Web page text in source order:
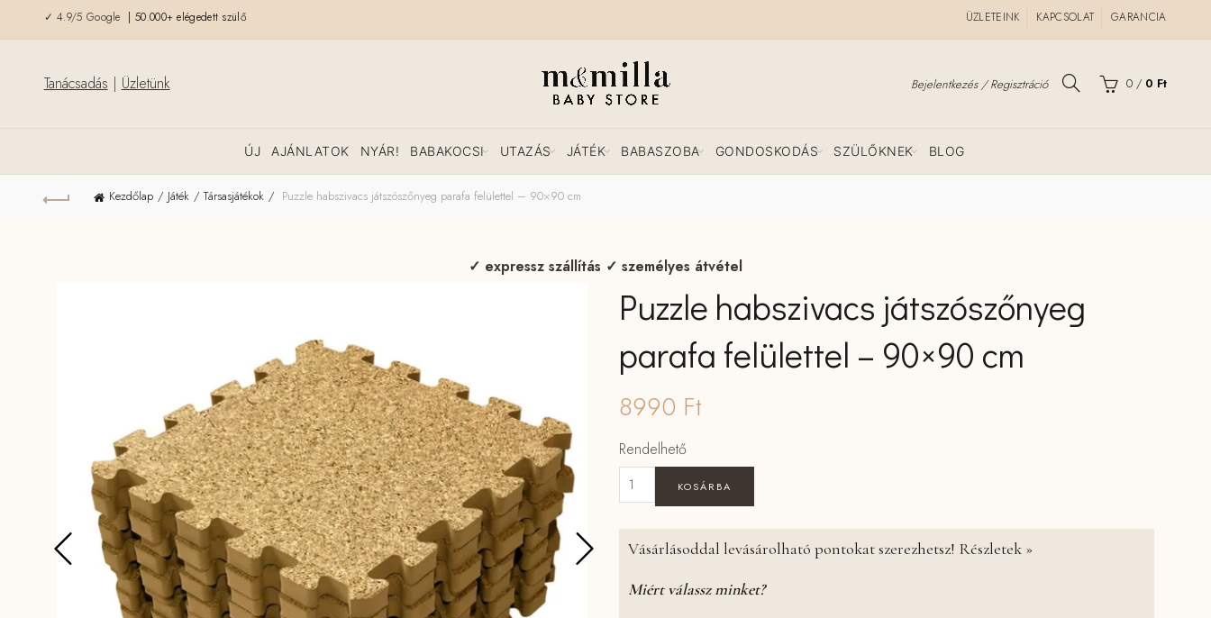
✓ 4.9/5 Google | 50.000+ elégedett szülő ÜZLETEINK KAPCSOLAT GARANCIA
Tanácsadás | Üzletünk Bejelentkezés / Regisztráció 0 / 0 Ft
ÚJ AJÁNLATOK NYÁR! BABAKOCSI UTAZÁS JÁTÉK BABASZOBA GONDOSKODÁS SZÜLŐKNEK BLOG
Kezdőlap Játék Társasjátékok Puzzle habszivacs játszószőnyeg parafa felülettel – 90×90 cm
✓ expressz szállítás ✓ személyes átvétel
Puzzle habszivacs játszószőnyeg
parafa felülettel – 90×90 cm
8990 Ft
Rendelhető
KOSÁRBA
Vásárlásoddal levásárolható pontokat szerezhetsz! Részletek »
Miért válassz minket?